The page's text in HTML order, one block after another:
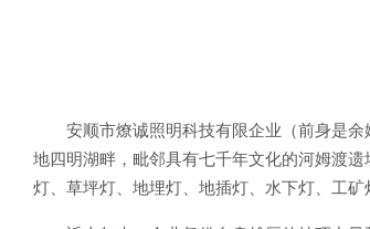
安顺市燎诚照明科技有限企业（前身是
地四明湖畔，毗邻具有七千年文化的河姆渡
灯、草坪灯、地埋灯、地插灯、水下灯、工